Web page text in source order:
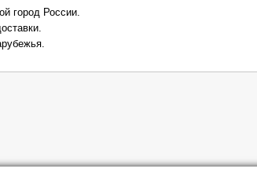
город России.